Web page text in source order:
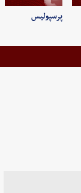
پرسپولیس